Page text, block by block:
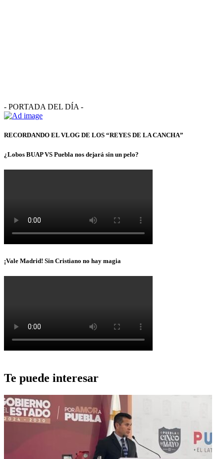
- PORTADA DEL DÍA -
RECORDANDO EL VLOG DE LOS “REYES DE LA CANCHA”
¿Lobos BUAP VS Puebla nos dejará sin un pelo?
¡Vale Madrid! Sin Cristiano no hay magia
Te puede interesar